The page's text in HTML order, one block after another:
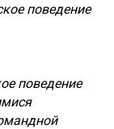
поведение
поведение